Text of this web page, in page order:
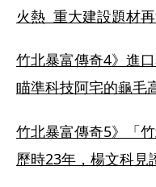
火熱  重大建設題材
竹北暴富傳奇4》進
瞄準科技阿宅的龜毛
竹北暴富傳奇5》「
歷時23年，楊文科見